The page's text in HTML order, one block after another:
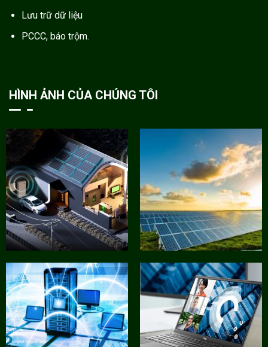
Lưu trữ dữ liệu
PCCC, báo trộm.
HÌNH ẢNH CỦA CHÚNG TÔI